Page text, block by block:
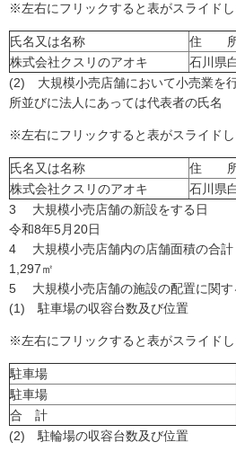
※左右にフリックすると表がスライドし
氏名又は名称
住
株式会社クスリのアオキ
石川県
(2) 大規模小売店舗において小売業を
所並びに法人にあっては代表者の氏名
※左右にフリックすると表がスライドし
氏名又は名称
住
株式会社クスリのアオキ
石川県
3 大規模小売店舗の新設をする日
令和8年5月20日
4 大規模小売店舗内の店舗面積の合計
1,297㎡
5 大規模小売店舗の施設の配置に関す
(1) 駐車場の収容台数及び位置
※左右にフリックすると表がスライドし
駐車場
駐車場
合 計
(2) 駐輪場の収容台数及び位置